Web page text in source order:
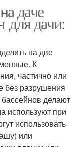
даче
для дачи:
на две
К
частично или
без разрушения
делают
используют при
использовать
или